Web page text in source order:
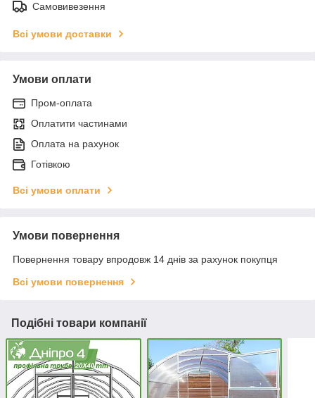
Самовивезення
Всі умови доставки
Умови оплати
Пром-оплата
Оплатити частинами
Оплата на рахунок
Готівкою
Всі умови оплати
Умови повернення
Повернення товару впродовж 14 днів за рахунок покупця
Всі умови повернення
Подібні товари компанії